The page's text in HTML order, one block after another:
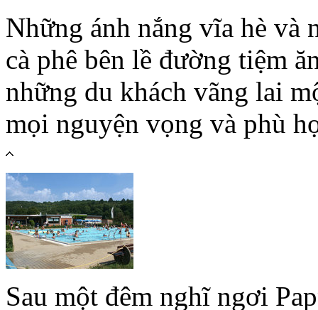
Những ánh nắng vĩa hè và
cà phê bên lề đường tiệm
những du khách vãng lai
mọi nguyện vọng và phù
Sau một đêm nghĩ ngơi